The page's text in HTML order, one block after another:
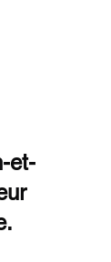
et-